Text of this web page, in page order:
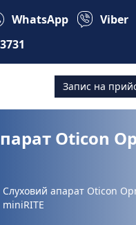
WhatsApp
Viber
Запис на
Oticon
Слуховий апарат Oticon
miniRITE